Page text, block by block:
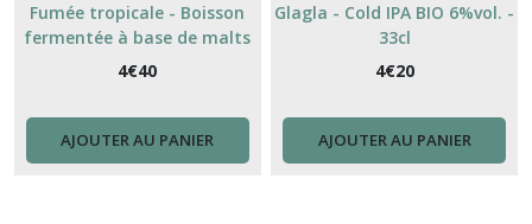
Fumée tropicale - Boisson
fermentée à base de malts
et d'ananas - BIO- 4,2% - 33cl
4€40
AJOUTER AU PANIER
Glagla - Cold IPA BIO 6%vol. -
33cl
4€20
AJOUTER AU PANIER